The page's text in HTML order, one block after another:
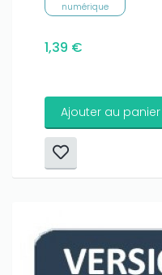
numérique
1,39 €
Ajouter au panier